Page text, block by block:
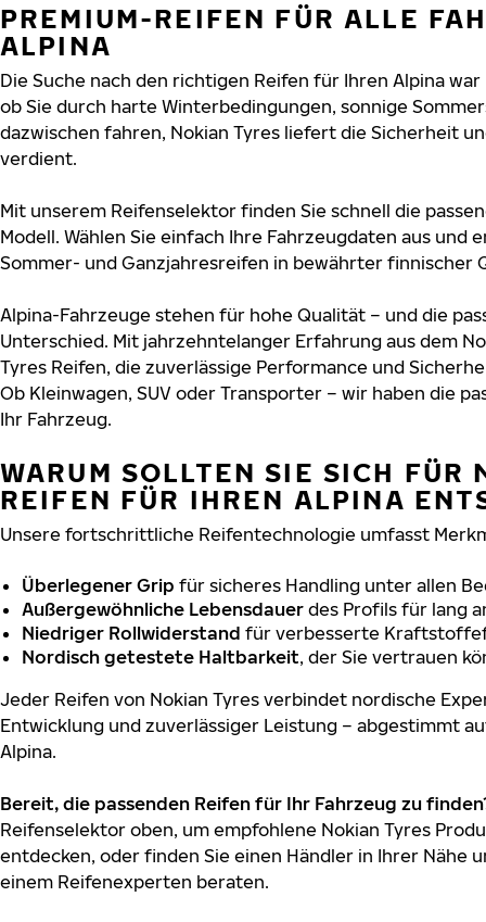
PREMIUM-REIFEN FÜR ALLE
ALPINA
Die Suche nach den richtigen Reifen für Ihren Alpina war
ob Sie durch harte Winterbedingungen, sonnige
dazwischen fahren, Nokian Tyres liefert die Sicherheit
verdient.
Mit unserem Reifenselektor finden Sie schnell die
Modell. Wählen Sie einfach Ihre Fahrzeugdaten aus und
Sommer- und Ganzjahresreifen in bewährter finnischer
Alpina-Fahrzeuge stehen für hohe Qualität – und die
Unterschied. Mit jahrzehntelanger Erfahrung aus dem
Tyres Reifen, die zuverlässige Performance und
Ob Kleinwagen, SUV oder Transporter – wir haben die
Ihr Fahrzeug.
WARUM SOLLTEN SIE SICH FÜR
REIFEN FÜR IHREN ALPINA
Unsere fortschrittliche Reifentechnologie umfasst
Überlegener Grip für sicheres Handling unter allen
Außergewöhnliche Lebensdauer des Profils für lang
Niedriger Rollwiderstand für verbesserte
Nordisch getestete Haltbarkeit, der Sie vertrauen
Jeder Reifen von Nokian Tyres verbindet nordische
Entwicklung und zuverlässiger Leistung – abgestimmt
Alpina.
Bereit, die passenden Reifen für Ihr Fahrzeug zu
Reifenselektor oben, um empfohlene Nokian Tyres
entdecken, oder finden Sie einen Händler in Ihrer Nähe
einem Reifenexperten beraten.